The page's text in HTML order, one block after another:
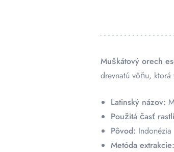
Muškátový orech
drevnatú vôňu,
Latinský názov:
Použitá časť
Pôvod: Indonézia
Metóda extrakcie: